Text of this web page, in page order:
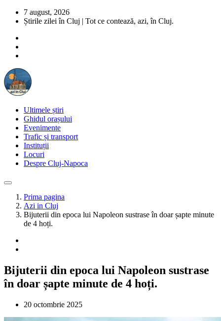
7 august, 2026
Știrile zilei în Cluj | Tot ce contează, azi, în Cluj.
Ultimele știri
Ghidul orașului
Evenimente
Trafic și transport
Instituții
Locuri
Despre Cluj-Napoca
Prima pagina
Azi in Cluj
Bijuterii din epoca lui Napoleon sustrase în doar șapte minute
de 4 hoți.
Bijuterii din epoca lui Napoleon sustrase
în doar șapte minute de 4 hoți.
20 octombrie 2025